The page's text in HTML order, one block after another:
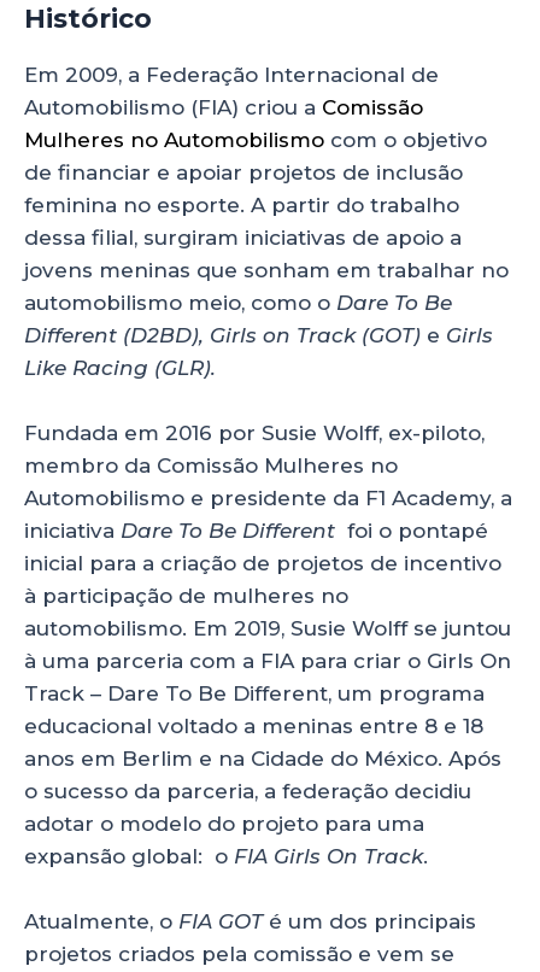
Histórico
Em 2009, a Federação Internacional de
Automobilismo (FIA) criou a Comissão
Mulheres no Automobilismo com o objetivo
de financiar e apoiar projetos de inclusão
feminina no esporte. A partir do trabalho
dessa filial, surgiram iniciativas de apoio a
jovens meninas que sonham em trabalhar no
automobilismo meio, como o Dare To Be
Different (D2BD), Girls on Track (GOT) e Girls
Like Racing (GLR).
Fundada em 2016 por Susie Wolff, ex-piloto,
membro da Comissão Mulheres no
Automobilismo e presidente da F1 Academy, a
iniciativa Dare To Be Different foi o pontapé
inicial para a criação de projetos de incentivo
à participação de mulheres no
automobilismo. Em 2019, Susie Wolff se juntou
à uma parceria com a FIA para criar o Girls On
Track – Dare To Be Different, um programa
educacional voltado a meninas entre 8 e 18
anos em Berlim e na Cidade do México. Após
o sucesso da parceria, a federação decidiu
adotar o modelo do projeto para uma
expansão global: o FIA Girls On Track.
Atualmente, o FIA GOTé um dos principais
projetos criados pela comissão e vem se